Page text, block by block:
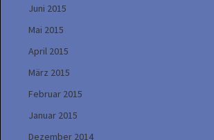
Juni 2015
Mai 2015
April 2015
März 2015
Februar 2015
Januar 2015
Dezember 2014